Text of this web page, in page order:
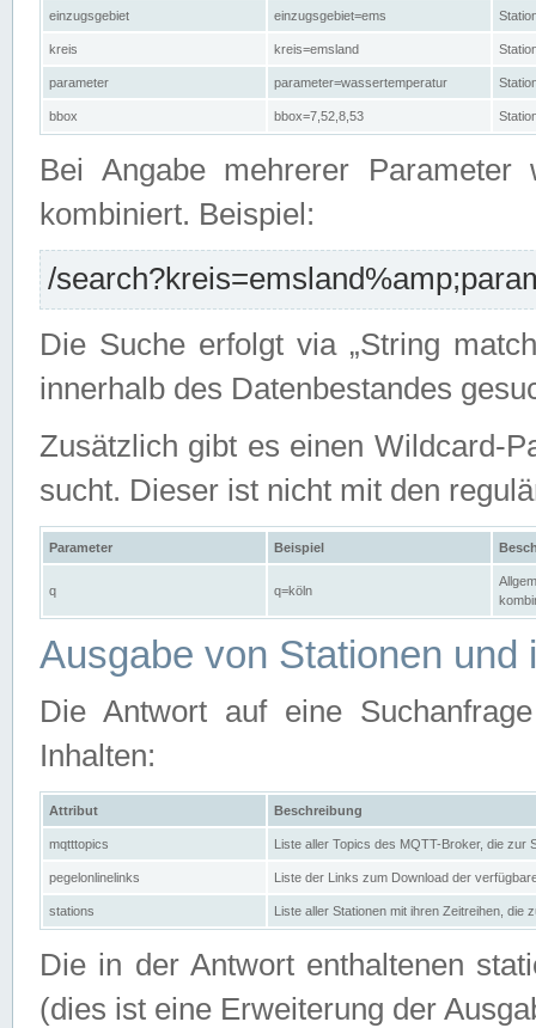
einzugsgebiet einzugsgebiet=ems
kreis kreis=emsland
parameter parameter=wassertemperatur
bbox bbox=7,52,8,53
Bei Angabe mehrerer Parameter
kombiniert. Beispiel:
/
Die Suche erfolgt via „String
innerhalb des Datenbestandes
Zusätzlich gibt es einen Wildcard-
sucht. Dieser ist nicht mit den
Parameter Beispiel
q q=köln
Ausgabe von Stationen und
Die Antwort auf eine
Inhalten:
Attribut Beschreibung
mqtttopics Liste aller Topics des MQTT-Broker, die zur
pegelonlinelinks Liste der Links zum Download der
stations Liste aller Stationen mit ihren Zeitreihen, die
Die in der Antwort enthaltenen
(dies ist eine Erweiterung der